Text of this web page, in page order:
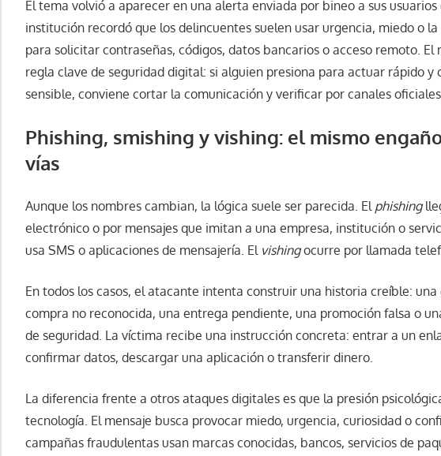
El tema volvió a aparecer en una alerta enviada por bineo a sus
institución recordó que los delincuentes suelen usar urgencia, miedo o
para solicitar contraseñas, códigos, datos bancarios o acceso remoto. El
regla clave de seguridad digital: si alguien presiona para actuar rápido
sensible, conviene cortar la comunicación y verificar por canales
Phishing, smishing y vishing: el mismo
vías
Aunque los nombres cambian, la lógica suele ser parecida. El phishing
electrónico o por mensajes que imitan a una empresa, institución o
usa SMS o aplicaciones de mensajería. El vishingocurre por llamada
En todos los casos, el atacante intenta construir una historia creíble:
compra no reconocida, una entrega pendiente, una promoción falsa o
de seguridad. La víctima recibe una instrucción concreta: entrar a un
confirmar datos, descargar una aplicación o transferir dinero.
La diferencia frente a otros ataques digitales es que la presión
tecnología. El mensaje busca provocar miedo, urgencia, curiosidad o
campañas fraudulentas usan marcas conocidas, bancos, servicios de